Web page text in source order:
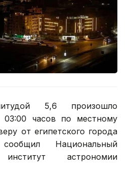
5,6 произошло
03:00 часов по местному
от египетского города
Национальный
институт астрономии